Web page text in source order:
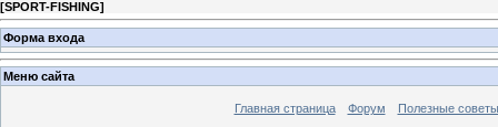
[SPORT-FISHING]
Форма входа
Меню сайта
Главная страница Форум Полезные советы